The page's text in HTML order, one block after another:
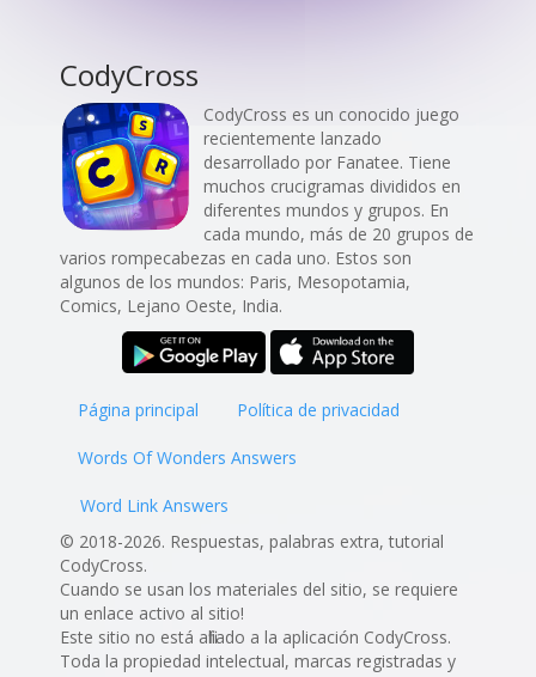
CodyCross
CodyCross es un conocido juego
recientemente lanzado
desarrollado por Fanatee. Tiene
muchos crucigramas divididos en
diferentes mundos y grupos. En
cada mundo, más de 20 grupos de
varios rompecabezas en cada uno. Estos son
algunos de los mundos: Paris, Mesopotamia,
Comics, Lejano Oeste, India.
Página principal Política de privacidad
Words Of Wonders Answers
Word Link Answers
© 2018-2026. Respuestas, palabras extra, tutorial
CodyCross.
Cuando se usan los materiales del sitio, se requiere
un enlace activo al sitio!
Este sitio no está afiliado a la aplicación CodyCross.
Toda la propiedad intelectual, marcas registradas y